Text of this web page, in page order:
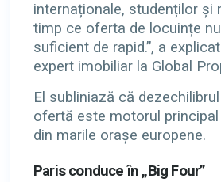
internaționale, studenților și
timp ce oferta de locuințe
suficient de rapid.”, a
expert imobiliar la Global
El subliniază că
ofertă este motorul
din marile orașe europene.
Paris conduce în „Big Four”